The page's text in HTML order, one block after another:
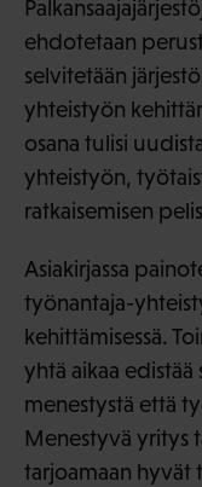
ehdotetaan
selvitetään
yhteistyön
osana tulisi
yhteistyön,
ratkaisemisen
Asiakirjassa
työnantaja-
kehittämisessä.
yhtä aikaa
menestystä että
Menestyvä yritys
tarjoamaan hyvät